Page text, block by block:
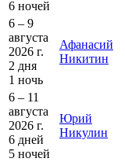
6 ночей
6 – 9
августа
2026 г.
2 дня
1 ночь
Афанасий
Никитин
6 – 11
августа
2026 г.
6 дней
5 ночей
Юрий
Никулин